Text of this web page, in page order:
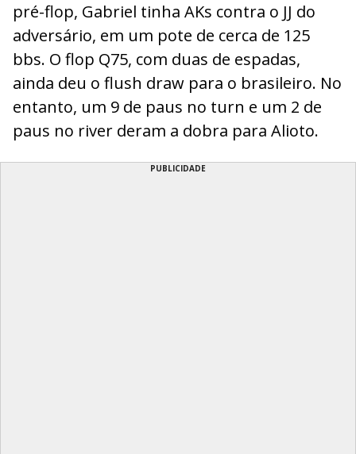
pré-flop, Gabriel tinha AKs contra o JJ do
adversário, em um pote de cerca de 125
bbs. O flop Q75, com duas de espadas,
ainda deu o flush draw para o brasileiro. No
entanto, um 9 de paus no turn e um 2 de
paus no river deram a dobra para Alioto.
PUBLICIDADE